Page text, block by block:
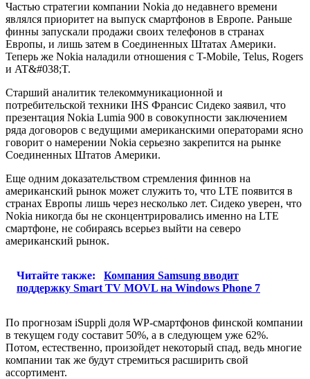
Частью стратегии компании Nokia до недавнего времени
являлся приоритет на выпуск смартфонов в Европе. Раньше
финны запускали продажи своих телефонов в странах
Европы, и лишь затем в Соединенных Штатах Америки.
Теперь же Nokia наладили отношения с T-Mobile, Telus, Rogers
и AT&#038;T.
Старший аналитик телекоммуникационной и
потребительской техники IHS Франсис Сидеко заявил, что
презентация Nokia Lumia 900 в совокупности заключением
ряда договоров с ведущими американскими операторами ясно
говорит о намерении Nokia серьезно закрепится на рынке
Соединенных Штатов Америки.
Еще одним доказательством стремления финнов на
американский рынок может служить то, что LTE появится в
странах Европы лишь через несколько лет. Сидеко уверен, что
Nokia никогда бы не сконцентрировались именно на LTE
смартфоне, не собираясь всерьез выйти на северо
американский рынок.
Читайте также:
Компания Samsung вводит
поддержку Smart TV MOVL на Windows Phone 7
По прогнозам iSuppli доля WP-смартфонов финской компании
в текущем году составит 50%, а в следующем уже 62%.
Потом, естественно, произойдет некоторый спад, ведь многие
компании так же будут стремиться расширить свой
ассортимент.